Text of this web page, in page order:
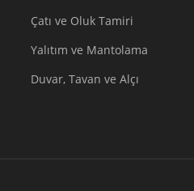
Çatı ve Oluk Tamiri
Yalıtım ve Mantolama
Duvar, Tavan ve Alçı